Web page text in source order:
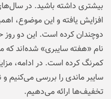
بیشتری داشته باشید. در
افزایش یافته و این موضوع،
دوچندان کرده است. این دو روز
نام «هفته سایبری» شده‌اند که
کمرنگ کرده است. در ادامه،
سایبر ماندی را بررسی می‌کنیم و
تخفیف‌ها ارائه می‌دهیم.